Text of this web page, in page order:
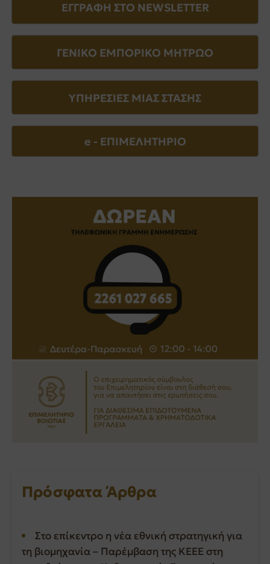
ΕΓΓΡΑΦΗ ΣΤΟ NEWSLETTER
ΓΕΝΙΚΟ ΕΜΠΟΡΙΚΟ ΜΗΤΡΩΟ
ΥΠΗΡΕΣΙΕΣ ΜΙΑΣ ΣΤΑΣΗΣ
e - EΠΙΜΕΛΗΤΗΡΙΟ
Πρόσφατα Άρθρα
Στο επίκεντρο η νέα εθνική στρατηγική για
τη βιομηχανία – Παρέμβαση της ΚΕΕΕ στη